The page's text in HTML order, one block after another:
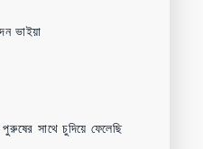
ভাইয়া
সাথে চুদিয়ে ফেলেছি